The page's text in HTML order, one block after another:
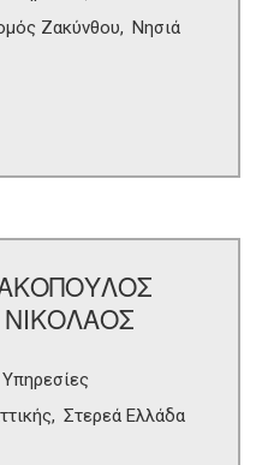
Ζακύνθου
Νησιά
Υπηρεσίες
Στερεά Ελλάδα